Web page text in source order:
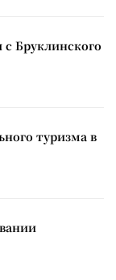
Бруклинского
туризма в